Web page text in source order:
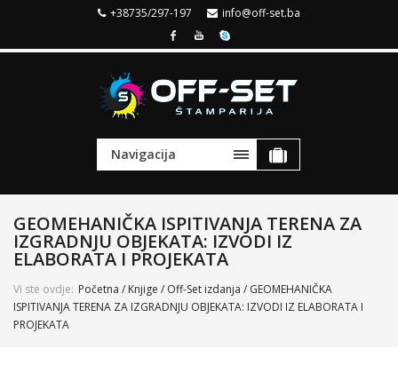
+38735/297-197 info@off-set.ba
Navigacija
GEOMEHANIČKA ISPITIVANJA TERENA ZA
IZGRADNJU OBJEKATA: IZVODI IZ
ELABORATA I PROJEKATA
Vi ste ovdje: Početna / Knjige / Off-Set izdanja / GEOMEHANIČKA
ISPITIVANJA TERENA ZA IZGRADNJU OBJEKATA: IZVODI IZ ELABORATA I
PROJEKATA